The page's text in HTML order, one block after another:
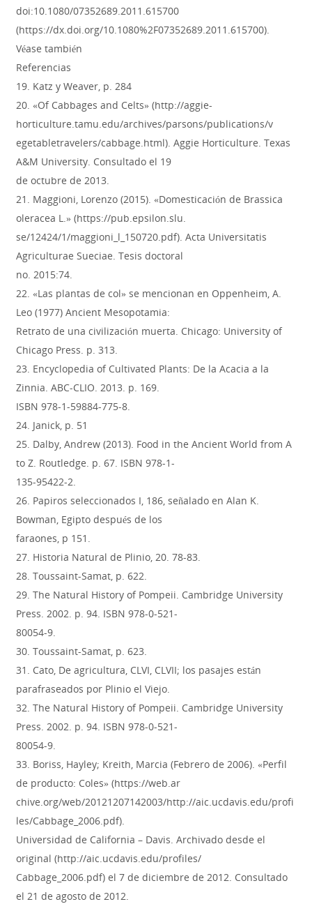
doi:10.1080/07352689.2011.615700
(https://dx.doi.org/10.1080%2F07352689.2011.615700).
Véase también
Referencias
19. Katz y Weaver, p. 284
20. «Of Cabbages and Celts» (http://aggie-
horticulture.tamu.edu/archives/parsons/publications/v
egetabletravelers/cabbage.html). Aggie Horticulture. Texas
A&M University. Consultado el 19
de octubre de 2013.
21. Maggioni, Lorenzo (2015). «Domesticación de Brassica
oleracea L.» (https://pub.epsilon.slu.
se/12424/1/maggioni_l_150720.pdf). Acta Universitatis
Agriculturae Sueciae. Tesis doctoral
no. 2015:74.
22. «Las plantas de col» se mencionan en Oppenheim, A.
Leo (1977) Ancient Mesopotamia:
Retrato de una civilización muerta. Chicago: University of
Chicago Press. p. 313.
23. Encyclopedia of Cultivated Plants: De la Acacia a la
Zinnia. ABC-CLIO. 2013. p. 169.
ISBN 978-1-59884-775-8.
24. Janick, p. 51
25. Dalby, Andrew (2013). Food in the Ancient World from A
to Z. Routledge. p. 67. ISBN 978-1-
135-95422-2.
26. Papiros seleccionados I, 186, señalado en Alan K.
Bowman, Egipto después de los
faraones, p 151.
27. Historia Natural de Plinio, 20. 78-83.
28. Toussaint-Samat, p. 622.
29. The Natural History of Pompeii. Cambridge University
Press. 2002. p. 94. ISBN 978-0-521-
80054-9.
30. Toussaint-Samat, p. 623.
31. Cato, De agricultura, CLVI, CLVII; los pasajes están
parafraseados por Plinio el Viejo.
32. The Natural History of Pompeii. Cambridge University
Press. 2002. p. 94. ISBN 978-0-521-
80054-9.
33. Boriss, Hayley; Kreith, Marcia (Febrero de 2006). «Perfil
de producto: Coles» (https://web.ar
chive.org/web/20121207142003/http://aic.ucdavis.edu/profi
les/Cabbage_2006.pdf).
Universidad de California – Davis. Archivado desde el
original (http://aic.ucdavis.edu/profiles/
Cabbage_2006.pdf) el 7 de diciembre de 2012. Consultado
el 21 de agosto de 2012.